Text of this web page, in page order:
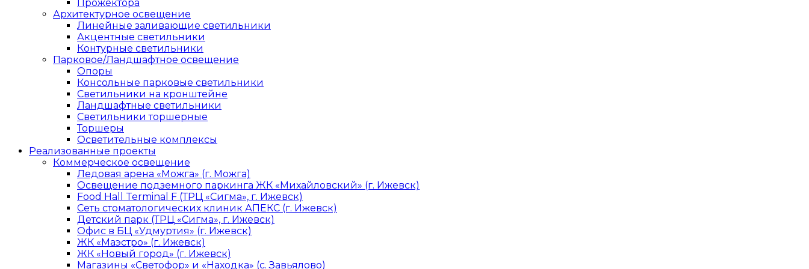
Прожектора
Архитектурное освещение
Линейные заливающие светильники
Акцентные светильники
Контурные светильники
Парковое/Ландшафтное освещение
Опоры
Консольные парковые светильники
Светильники на кронштейне
Ландшафтные светильники
Светильники торшерные
Торшеры
Осветительные комплексы
Реализованные проекты
Коммерческое освещение
Ледовая арена «Можга» (г. Можга)
Освещение подземного паркинга ЖК «Михайловский» (г. Ижевск)
Food Hall Terminal F (ТРЦ «Сигма», г. Ижевск)
Сеть стоматологических клиник АПЕКС (г. Ижевск)
Детский парк (ТРЦ «Сигма», г. Ижевск)
Офис в БЦ «Удмуртия» (г. Ижевск)
ЖК «Маэстро» (г. Ижевск)
ЖК «Новый город» (г. Ижевск)
Магазины «Светофор» и «Находка» (с. Завьялово)